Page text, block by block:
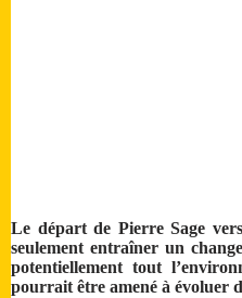
Le départ de Pierre Sage
seulement entraîner un
potentiellement tout
pourrait être amené à évoluer